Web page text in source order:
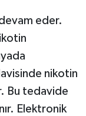
eder.
nikotin
Bu tedavide
Elektronik